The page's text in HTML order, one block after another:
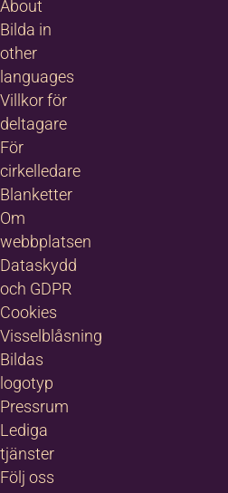
About
Bilda in
other
languages
Villkor för
deltagare
För
cirkelledare
Blanketter
Om
webbplatsen
Dataskydd
och GDPR
Cookies
Visselblåsning
Bildas
logotyp
Pressrum
Lediga
tjänster
Följ oss